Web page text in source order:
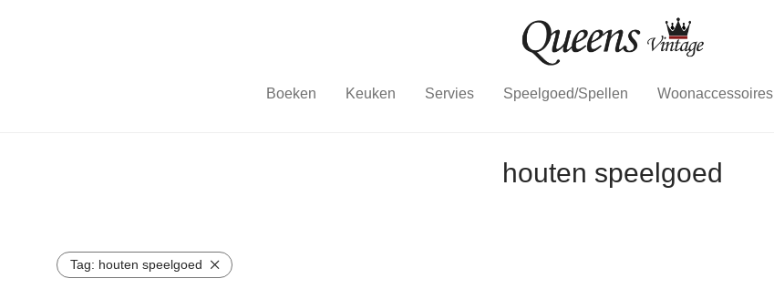
Boeken Keuken Servies Speelgoed/Spellen Woonaccessoires
houten speelgoed
Tag: houten speelgoed